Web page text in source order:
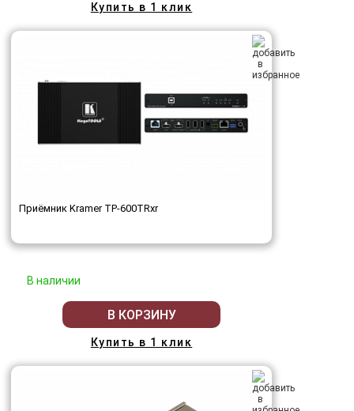
Купить в 1 клик
Приёмник Kramer TP-600TRxr
В наличии
В КОРЗИНУ
Купить в 1 клик